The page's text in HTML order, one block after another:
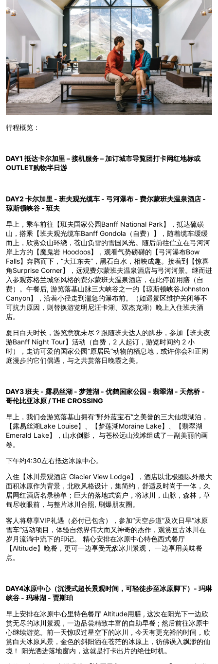
行程概览：
DAY1 抵达卡尔加里 – 接机服务 – 加订城市导覧团打卡网红地标或
OUTLET购物半日游
DAY2 卡尔加里 - 班夫观光缆车 - 弓河瀑布 - 费尔蒙班夫温泉酒店 -
琼斯顿峡谷 - 班夫
早上，乘车前往【班夫国家公园Banff National Park】，抵达硫磺
山，搭乘【班夫观光缆车Banff Gondola（自费）】，随着缆车缓缓
而上，欣赏众山环绕，苍山负雪的雪国风光。随后前往伫立在弓河河
岸上方的【魔鬼岩 Hoodoos】，观看气势磅礴的【弓河瀑布Bow
Falls】奔腾而下，“大江东去”，黑石白水，相映成趣。接着到【惊喜
角Surprise Corner】，远观费尔蒙班夫温泉酒店与弓河河景。继而进
入参观苏格兰城堡风格的费尔蒙班夫温泉酒店，在此停留用膳（自
费）。午餐后, 游览落基山脉三大峡谷之一的【琼斯顿峡谷Johnston
Canyon】，沿着小径走到湍急的瀑布前。（如遇景区维护关闭等不
可抗力原因，则替换游览明尼汪卡湖、双杰克湖）晚上入住班夫酒
店。
夏日白天时长，游览意犹未尽？跟随班夫达人的脚步，参加【班夫夜
游Banff Night Tour】活动（自费，2 人起订，游览时间约 2 小
时），走访可爱的国家公园“原居民”动物的栖息地，或许你会和正闲
庭漫步的它们偶遇，与之共赏落日晚霞之美。
DAY3 班夫 - 露易丝湖 - 梦莲湖 - 优鹤国家公园 - 翡翠湖 - 天然桥 -
哥伦比亚冰原 / THE CROSSING
早上，我们会游览落基山拥有”野外蓝宝石”之美誉的三大仙境湖泊，
【露易丝湖Lake Louise】、【梦莲湖Moraine Lake】、【翡翠湖
Emerald Lake】，山水倒影， 与苍松远山浅滩组成了一副美丽的画
卷。
下午约4:30左右抵达冰原中心。
入住【冰川景观酒店 Glacier View Lodge】，酒店以北极圈以外最大
面积冰原作为背景，北欧风格设计，集简约，舒适及时尚于一体，久
居网红酒店名录榜单；巨大的落地式窗户，将冰川，山脉，森林，草
甸尽收眼前，与整片冰川合照, 刷爆朋友圈。
客人将尊享VIP礼遇（必付已包含），参加“天空步道”及次日早“冰原
雪车”活动项目，体验自然界伟大而又神奇的杰作，观赏亘古冰川在
岁月流淌中流下的印记。 精心安排在冰原中心特色西式餐厅
【Altitude】晚餐，更可一边享受无敌冰川景观， 一边享用美味餐
点。
DAY4冰原中心（沉浸式超长景观时间，可轻徒步至冰原脚下）- 玛琳
峡谷 - 玛琳湖 - 贾斯珀
早上安排在冰原中心里特色餐厅 Altitude用膳 , 这次在阳光下一边欣
赏无尽的冰川景观，一边品尝精致丰富的自助早餐 ; 然后前往冰原中
心继续游览。前一天惊叹过星空下的冰川，今天有更充裕的时间，欣
赏白天冰原风景，金色的斜阳洒在苍茫的冰原上，彷佛误入飘渺的仙
境！ 阳光洒进落地窗内，这就是打卡出片的绝佳时机。